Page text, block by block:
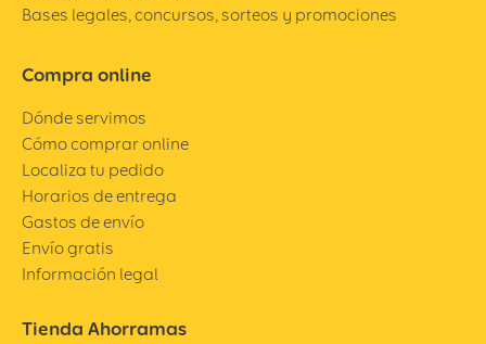
Bases legales, concursos, sorteos y promociones
Compra online
Dónde servimos
Cómo comprar online
Localiza tu pedido
Horarios de entrega
Gastos de envío
Envío gratis
Información legal
Tienda Ahorramas